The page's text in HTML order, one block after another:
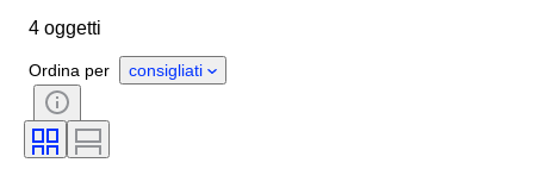
Paese d’origine
Condizioni
4 oggetti
Ordina per consigliati